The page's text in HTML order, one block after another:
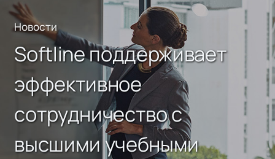
Новости
Softline поддерживает
эффективное
сотрудничество с
высшими учебными